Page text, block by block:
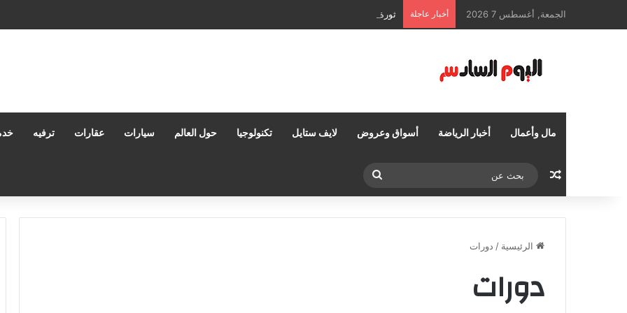
الجمعة, أغسطس 7 2026 أخبار عاجلة ثورة التحول الرقمي وإدارة المستندات: كيف تعزز إنتاجيتك وتحمي بياناتك في بيئات العمل الحديثة؟
مال وأعمال أخبار الرياضة أسواق وعروض لايف ستايل تكنولوجيا حول العالم سيارات عقارات ترفيه
مقال عشوائي
عن
الرئيسية / دورات
دورات